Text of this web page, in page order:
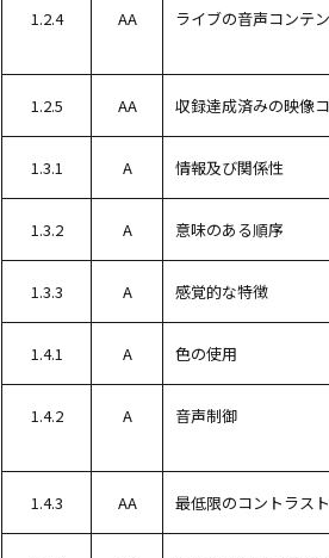
1.2.4 AA ライブの音声コンテ
1.2.5 AA 収録達成済みの映像
1.3.1 A 情報及び関係性
1.3.2 A 意味のある順序
1.3.3 A 感覚的な特徴
1.4.1 A 色の使用
1.4.2 A 音声制御
1.4.3 AA 最低限のコントラスト